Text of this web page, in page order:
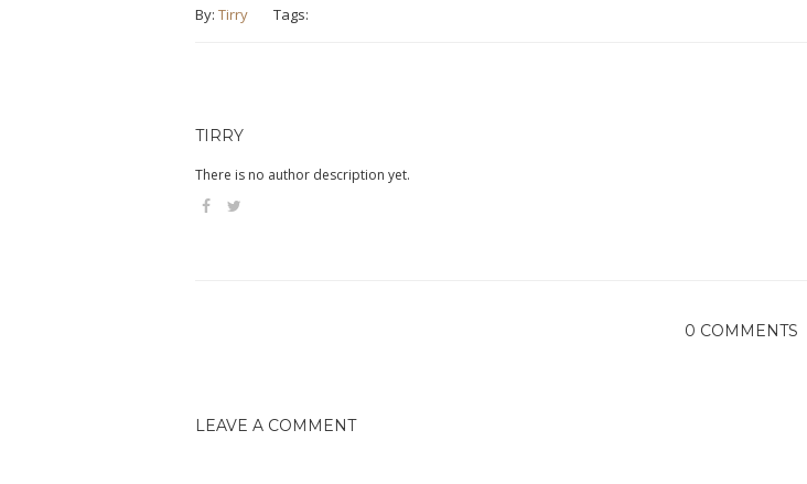
By: Tirry Tags:
TIRRY
There is no author description yet.
0 COMMENTS
LEAVE A COMMENT